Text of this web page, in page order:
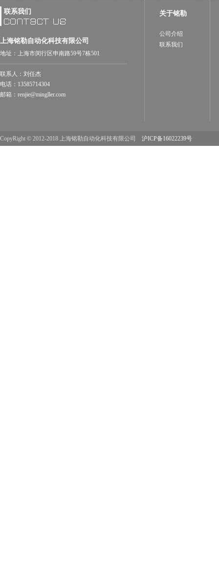
联系我们
上海铭勒自动化科技有限公司
地址：上海市闵行区申南路59号7栋501
联系人：刘任杰
电话：13585714304
邮箱：renjie@mingller.com
关于铭勒
公司介绍
联系我们
CopyRight © 2012-2018 上海铭勒自动化科技有限公司 沪ICP备16022239号